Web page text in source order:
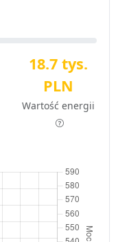
18.7 tys.
PLN
Wartość energii